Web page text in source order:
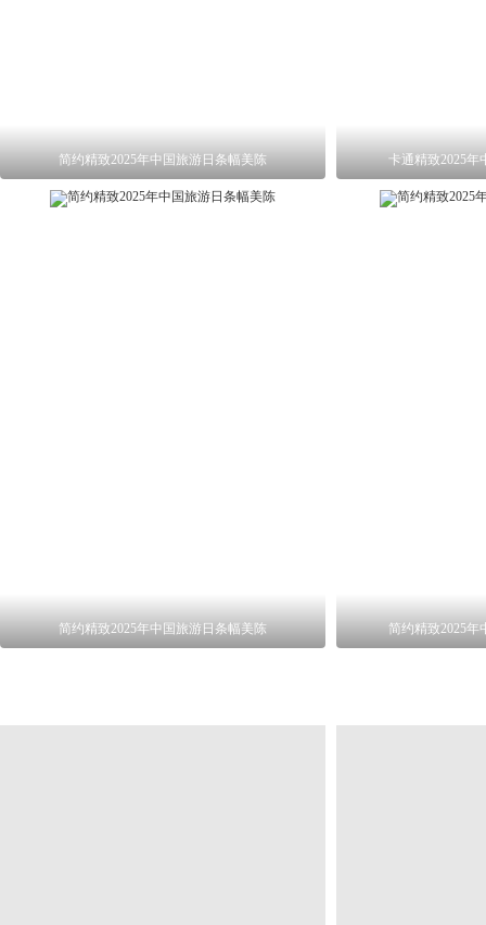
简约精致2025年中国旅游日条幅美陈 卡通精致2025年
简约精致2025年中国旅游日条幅美陈 简约精致2025年